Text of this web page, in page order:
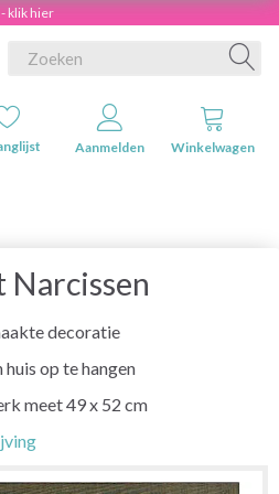
klik hier
Aanmelden Winkelwagen
decoratie
op te hangen
meet 49 x 52 cm